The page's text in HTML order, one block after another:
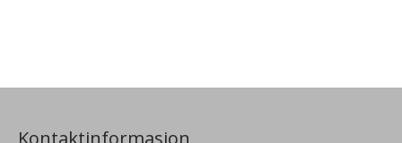
Kontaktinformasjon